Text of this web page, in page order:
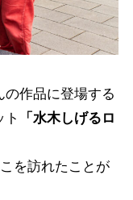
作品に登場する
ト
「水木しげるロ
を訪れたことが